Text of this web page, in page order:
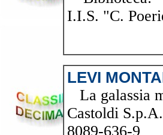
I.I.S. "C.
LEVI
La galassia
Castoldi
8089-636-9